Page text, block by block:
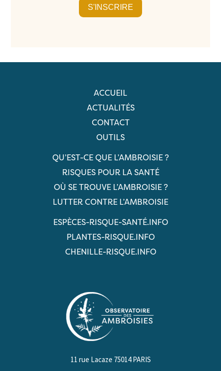
S'INSCRIRE
ACCUEIL
ACTUALITÉS
CONTACT
OUTILS
QU’EST-CE QUE L’AMBROISIE ?
RISQUES POUR LA SANTÉ
OÙ SE TROUVE L’AMBROISIE ?
LUTTER CONTRE L’AMBROISIE
ESPÈCES-RISQUE-SANTÉ.INFO
PLANTES-RISQUE.INFO
CHENILLE-RISQUE.INFO
11 rue Lacaze 75014 PARIS